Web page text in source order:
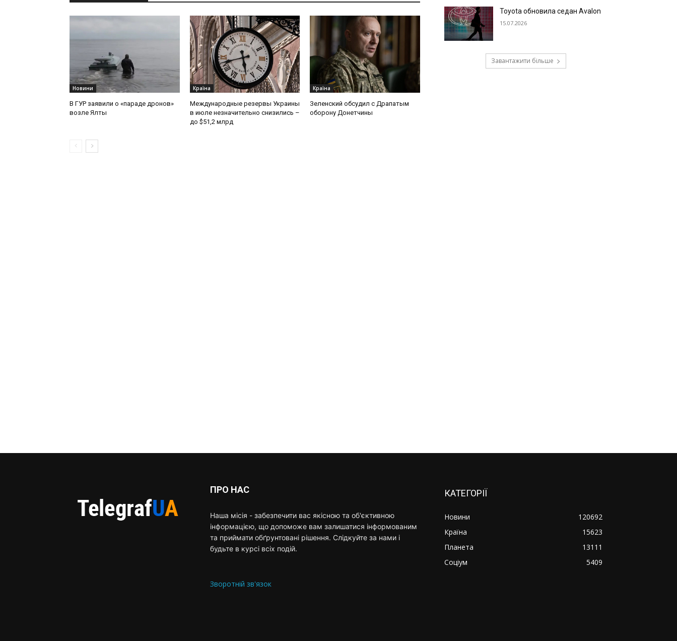
Новини
В ГУР заявили о «параде дронов»
возле Ялты
Країна
Международные резервы Украины
в июле незначительно снизились –
до $51,2 млрд
Країна
Зеленский обсудил с Драпатым
оборону Донетчины
Toyota обновила седан Avalon
15.07.2026
Завантажити більше
ПРО НАС
Наша місія - забезпечити вас якісною та об'єктивною
інформацією, що допоможе вам залишатися інформованим
та приймати обґрунтовані рішення. Слідкуйте за нами і
будьте в курсі всіх подій.
Зворотній зв'язок
КАТЕГОРІЇ
Новини
120692
Країна
15623
Планета
13111
Соціум
5409